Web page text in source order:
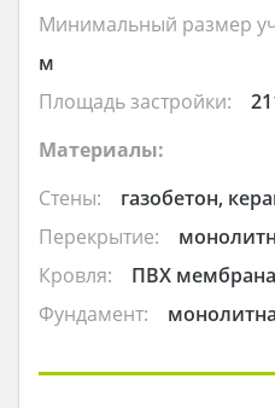
Минимальный размер
м
Площадь застройки:
Материалы:
Стены:
газобетон,
Перекрытие:
Кровля:
ПВХ мембрана
Фундамент: